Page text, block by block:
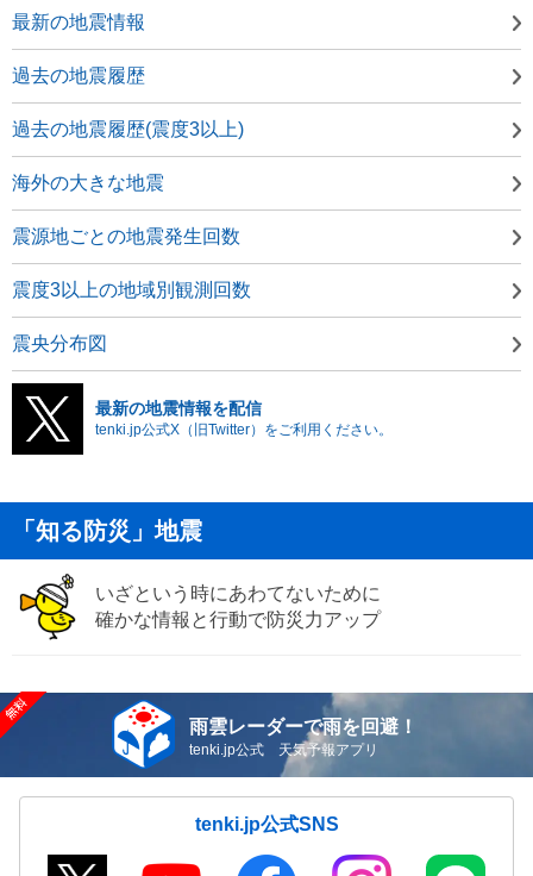
最新の地震情報
過去の地震履歴
過去の地震履歴(震度3以上)
海外の大きな地震
震源地ごとの地震発生回数
震度3以上の地域別観測回数
震央分布図
最新の地震情報を配信
tenki.jp公式X（旧Twitter）をご利用ください。
「知る防災」地震
いざという時にあわてないために
確かな情報と行動で防災力アップ
雨雲レーダーで雨を回避！
tenki.jp公式 天気予報アプリ
tenki.jp公式SNS